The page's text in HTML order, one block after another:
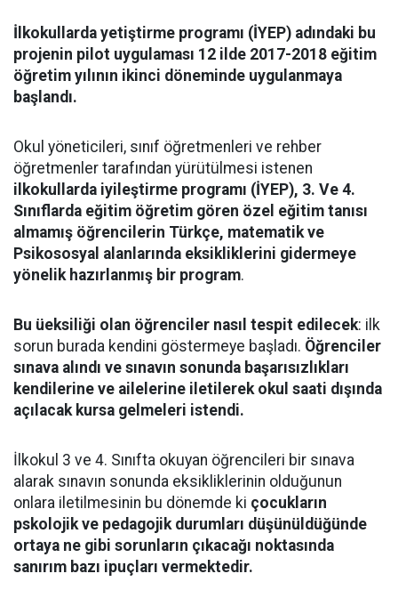
İlkokullarda yetiştirme programı (İYEP) adındaki bu
projenin pilot uygulaması 12 ilde 2017-2018 eğitim
öğretim yılının ikinci döneminde uygulanmaya
başlandı.
Okul yöneticileri, sınıf öğretmenleri ve rehber
öğretmenler tarafından yürütülmesi istenen
ilkokullarda iyileştirme programı (İYEP), 3. Ve 4.
Sınıflarda eğitim öğretim gören özel eğitim tanısı
almamış öğrencilerin Türkçe, matematik ve
Psikososyal alanlarında eksikliklerini gidermeye
yönelik hazırlanmış bir program.
Bu üeksiliği olan öğrenciler nasıl tespit edilecek: ilk
sorun burada kendini göstermeye başladı. Öğrenciler
sınava alındı ve sınavın sonunda başarısızlıkları
kendilerine ve ailelerine iletilerek okul saati dışında
açılacak kursa gelmeleri istendi.
İlkokul 3 ve 4. Sınıfta okuyan öğrencileri bir sınava
alarak sınavın sonunda eksikliklerinin olduğunun
onlara iletilmesinin bu dönemde ki çocukların
pskolojik ve pedagojik durumları düşünüldüğünde
ortaya ne gibi sorunların çıkacağı noktasında
sanırım bazı ipuçları vermektedir.